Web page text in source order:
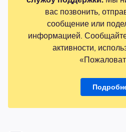
вас позвонить,
сообщение или
информацией.
активности,